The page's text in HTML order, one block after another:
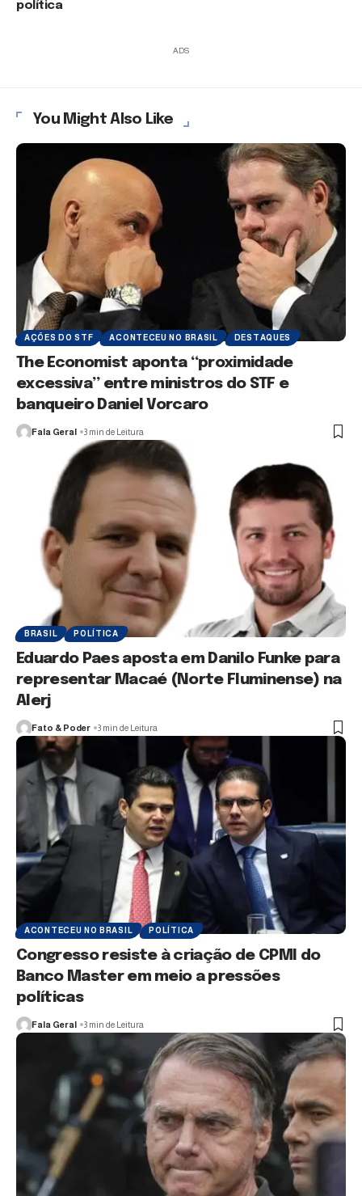
política
ADS
You Might Also Like
AÇÕES DO STF ACONTECEU NO BRASIL DESTAQUES
The Economist aponta “proximidade
excessiva” entre ministros do STF e
banqueiro Daniel Vorcaro
Fala Geral 3 min de Leitura
BRASIL POLÍTICA
Eduardo Paes aposta em Danilo Funke para
representar Macaé (Norte Fluminense) na
Alerj
Fato & Poder 3 min de Leitura
ACONTECEU NO BRASIL POLÍTICA
Congresso resiste à criação de CPMI do
Banco Master em meio a pressões
políticas
Fala Geral 3 min de Leitura